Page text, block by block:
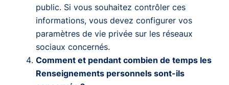
public. Si vous souhaitez contrôler ces
informations, vous devez configurer vos
paramètres de vie privée sur les réseaux
sociaux concernés.
Comment et pendant combien de temps les
Renseignements personnels sont-ils